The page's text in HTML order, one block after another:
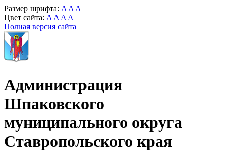
Размер шрифта: A A A
Цвет сайта: A A A A
Полная версия сайта
Администрация
Шпаковского
муниципального округа
Ставропольского края